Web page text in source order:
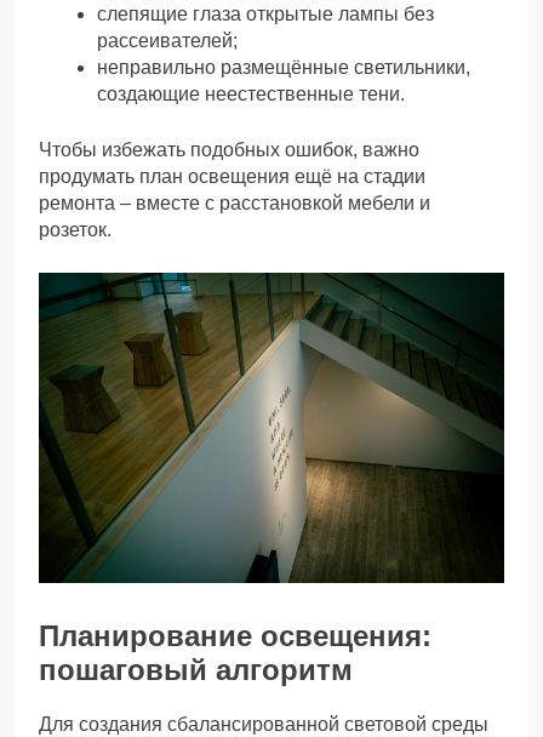
слепящие глаза открытые лампы без
рассеивателей;
неправильно размещённые светильники,
создающие неестественные тени.
Чтобы избежать подобных ошибок, важно
продумать план освещения ещё на стадии
ремонта – вместе с расстановкой мебели и
розеток.
Планирование освещения:
пошаговый алгоритм
Для создания сбалансированной световой среды